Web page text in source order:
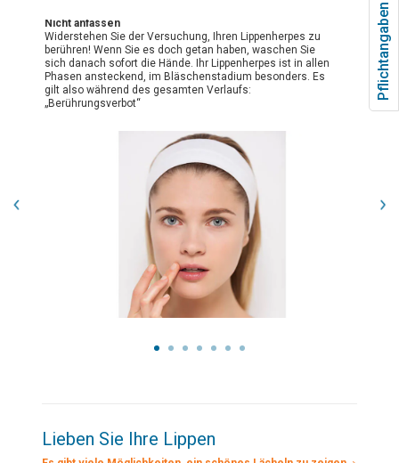
Nicht anfassen
Widerstehen Sie der Versuchung, Ihren Lippenherpes zu
berühren! Wenn Sie es doch getan haben, waschen Sie
sich danach sofort die Hände. Ihr Lippenherpes ist in allen
Phasen ansteckend, im Bläschenstadium besonders. Es
gilt also während des gesamten Verlaufs:
„Berührungsverbot“
Lieben Sie Ihre Lippen
Pflichtangaben